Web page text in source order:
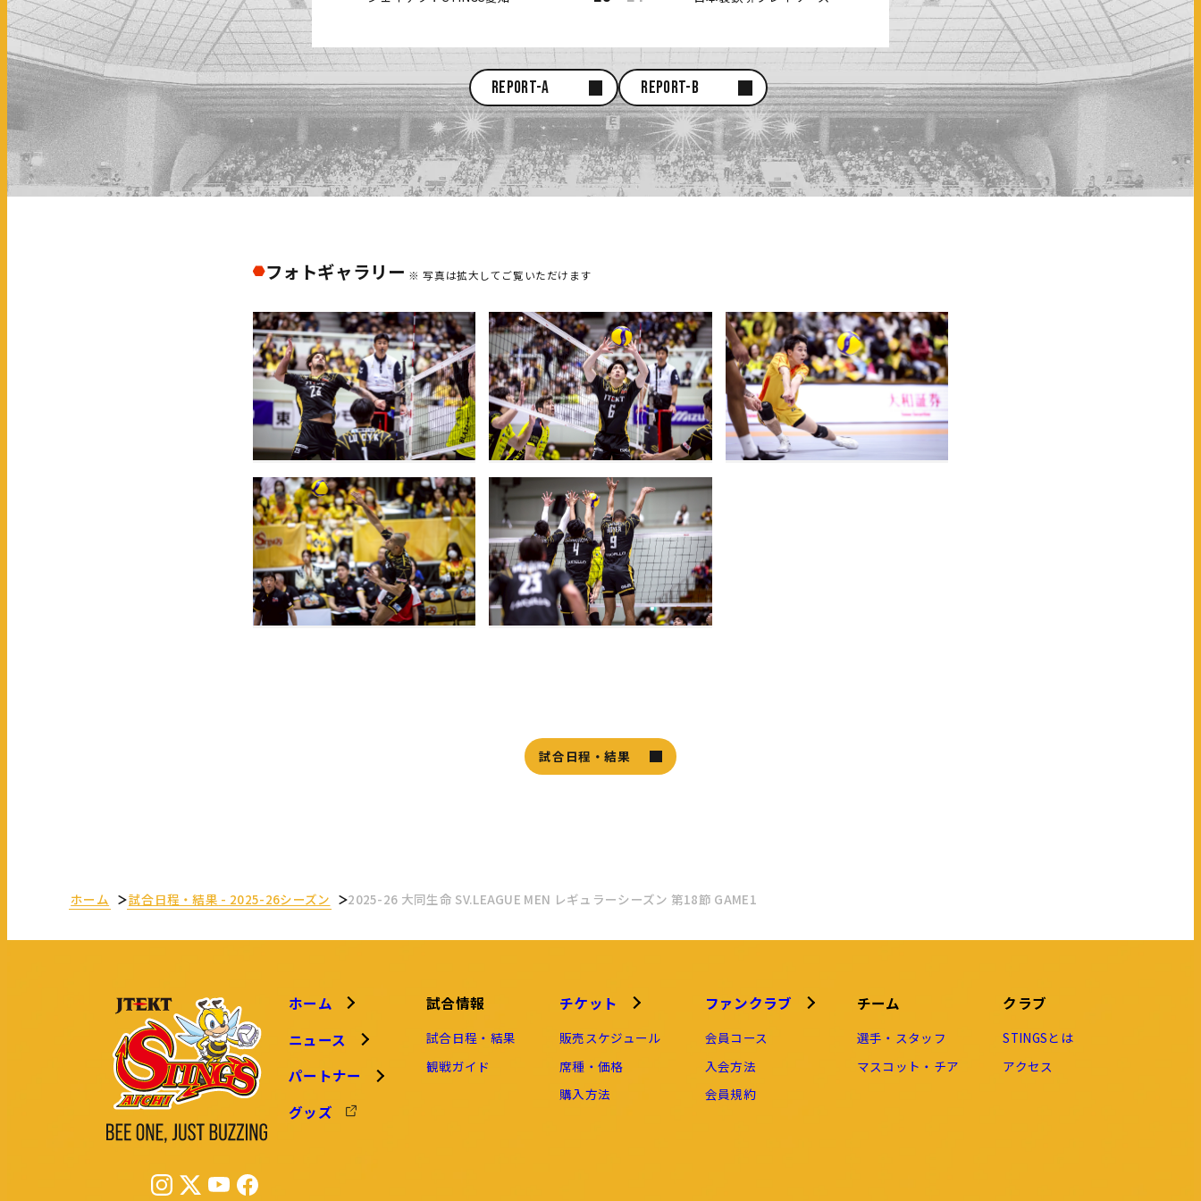
REPORT-A REPORT-B
フォトギャラリー ※ 写真は拡大してご覧いただけます
試合日程・結果
ホーム 試合日程・結果 - 2025-26シーズン 2025-26 大同生命 SV.LEAGUE MEN レギュラーシーズン 第18節 GAME1
ホーム
ニュース
パートナー
グッズ
試合情報
試合日程・結果
観戦ガイド
チケット
販売スケジュール
席種・価格
購入方法
ファンクラブ
会員コース
入会方法
会員規約
チーム
選手・スタッフ
マスコット・チア
クラブ
STINGSとは
アクセス